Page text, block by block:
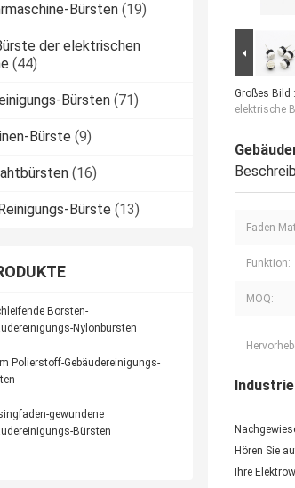
Bürsten (19)
der elektrischen
(44)
Bürsten (71)
Bürste (9)
(16)
Bürste (13)
Borsten-
Nylonbürsten
Polierstoff-Gebäudereinigungs-
gewundene
Bürsten
Großes Bild :
elektrische
Faden-
Funktion:
MOQ:
Hören Sie
Ihre